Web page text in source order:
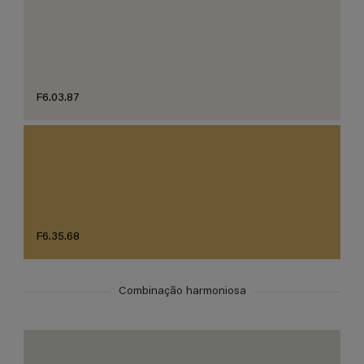
F6.03.87
F6.35.68
Combinação harmoniosa